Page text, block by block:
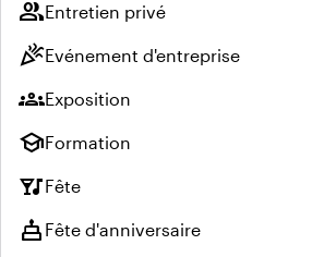
groupEntretien privé
celebrationEvénement d'entreprise
groupsExposition
schoolFormation
nightlifeFête
cake Fête d'anniversaire